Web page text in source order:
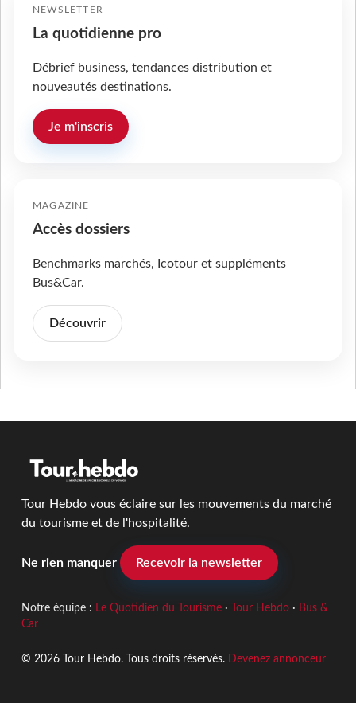
NEWSLETTER
La quotidienne pro
Débrief business, tendances distribution et
nouveautés destinations.
Je m'inscris
MAGAZINE
Accès dossiers
Benchmarks marchés, Icotour et suppléments
Bus&Car.
Découvrir
Tour Hebdo vous éclaire sur les mouvements du marché
du tourisme et de l'hospitalité.
Ne rien manquer Recevoir la newsletter
Notre équipe : Le Quotidien du Tourisme· Tour Hebdo· Bus &
Car
© 2026 Tour Hebdo. Tous droits réservés. Devenez annonceur